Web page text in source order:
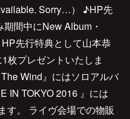
Sorry…） ♪HP先
間中にNew Album・
先行特典として山本恭
枚プレゼントいたしま
Wind』にはソロアルバ
IN TOKYO 2016 』には
す。 ライヴ会場での物販